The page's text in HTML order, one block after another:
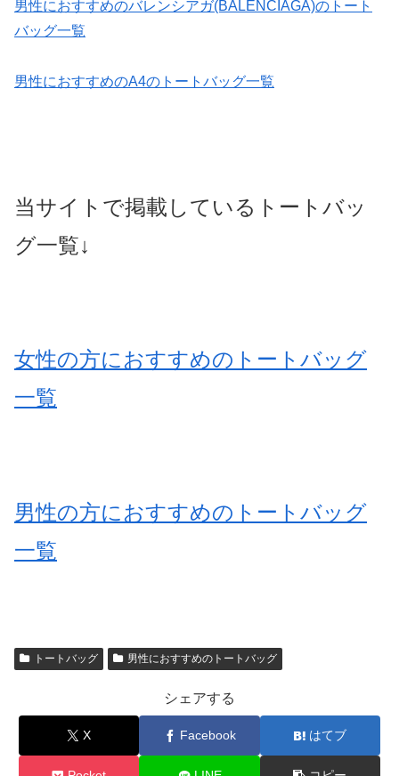
男性におすすめのバレンシアガ(BALENCIAGA)のトート
バッグ一覧
男性におすすめのA4のトートバッグ一覧
当サイトで掲載しているトートバッ
グ一覧↓
女性の方におすすめのトートバッグ
一覧
男性の方におすすめのトートバッグ
一覧
トートバッグ 男性におすすめのトートバッグ
シェアする
X Facebook はてブ